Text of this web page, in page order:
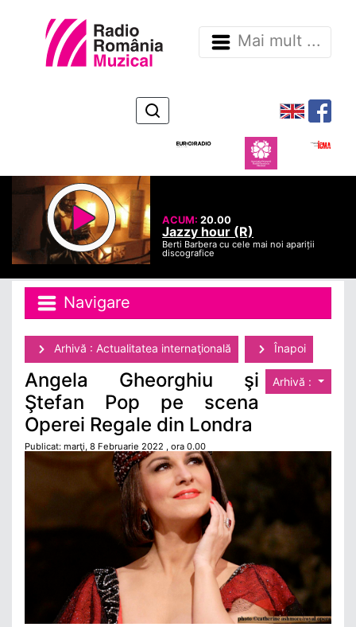
Mai mult ...
ACUM:20.00
Jazzy hour (R)
Berti Barbera cu cele mai noi apariții
discografice
Navigare
Arhivă : Actualitatea internaţională Înapoi
Arhivă :
Angela Gheorghiu şi
Ştefan Pop pe scena
Operei Regale din Londra
Publicat: marţi, 8 Februarie 2022 , ora 0.00